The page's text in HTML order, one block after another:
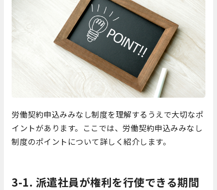
労働契約申込みみなし制度を理解するうえで大切なポ
イントがあります。ここでは、労働契約申込みみなし
制度のポイントについて詳しく紹介します。
3-1. 派遣社員が権利を行使できる期間